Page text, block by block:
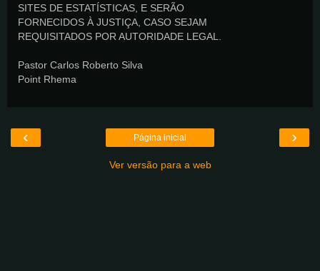
SITES DE ESTATÍSTICAS, E SERÃO
FORNECIDOS À JUSTIÇA, CASO SEJAM
REQUISITADOS POR AUTORIDADE LEGAL.
Pastor Carlos Roberto Silva
Point Rhema
‹ ›
Página inicial
Ver versão para a web